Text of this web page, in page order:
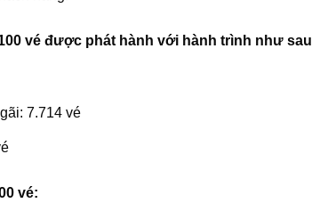
vé được phát hành với hành trình như sau
7.714 vé
vé: